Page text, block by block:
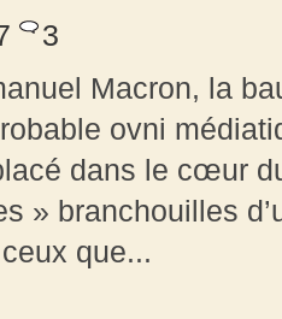
3
Macron, la
ovni
dans le cœur
» branchouilles
que...